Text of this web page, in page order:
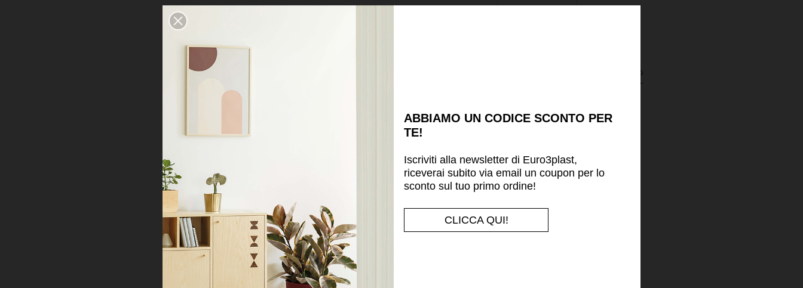
informazioni sul prodotto
Potrebbe piacerti anche
ABBIAMO UN CODICE SCONTO PER
TE!
Iscriviti alla newsletter di Euro3plast,
riceverai subito via email un coupon per lo
sconto sul tuo primo ordine!
CLICCA QUI!